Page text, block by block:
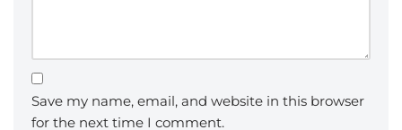
Save my name, email, and website in this browser
for the next time I comment.